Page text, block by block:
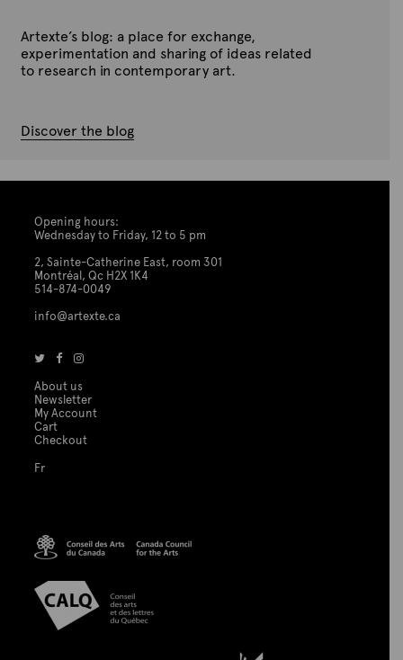
Artexte’s blog: a place for exchange,
experimentation and sharing of ideas related
to research in contemporary art.
Discover the blog
Opening hours:
Wednesday to Friday, 12 to 5 pm
2, Sainte-Catherine East, room 301
Montréal, Qc H2X 1K4
514-874-0049
info@artexte.ca
About us
Newsletter
My Account
Cart
Checkout
Fr